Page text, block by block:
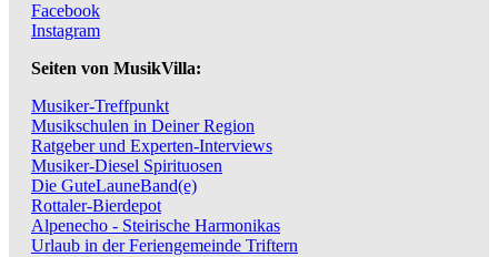
Facebook
Instagram
Seiten von MusikVilla:
Musiker-Treffpunkt
Musikschulen in Deiner Region
Ratgeber und Experten-Interviews
Musiker-Diesel Spirituosen
Die GuteLauneBand(e)
Rottaler-Bierdepot
Alpenecho - Steirische Harmonikas
Urlaub in der Feriengemeinde Triftern